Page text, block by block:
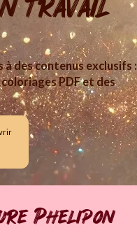
travail
à des contenus exclusifs :
PDF et des
Phelipon